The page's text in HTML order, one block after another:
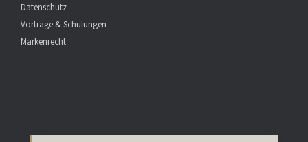
Datenschutz
Vorträge & Schulungen
Markenrecht